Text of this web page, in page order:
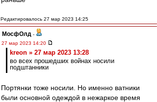
Редактировалось 27 мар 2023 14:25
МосфОлд -
27 мар 2023 14:20
kreon » 27 мар 2023 13:28
во всех прошедших войнах носили
подштанники
Портянки тоже носили. Но именно ватники
были основной одеждой в нежаркое время